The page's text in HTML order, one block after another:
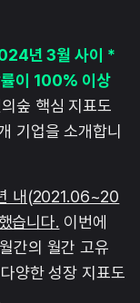
년 3월 사이 *
률이 100% 이상
숲 핵심 지표도
기업을 소개합니
내(2021.06~20
습니다. 이번에
간의 월간 고유
양한 성장 지표도